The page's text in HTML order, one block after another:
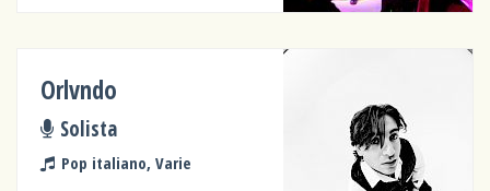
Orlvndo
Solista
Pop italiano, Varie